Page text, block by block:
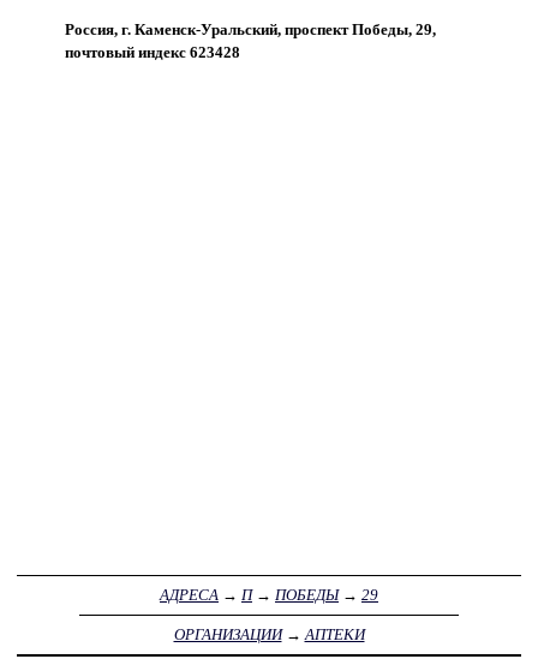
Россия, г. Каменск-Уральский, проспект Победы, 29,
почтовый индекс 623428
АДРЕСА → П→ ПОБЕДЫ→ 29
ОРГАНИЗАЦИИ→АПТЕКИ